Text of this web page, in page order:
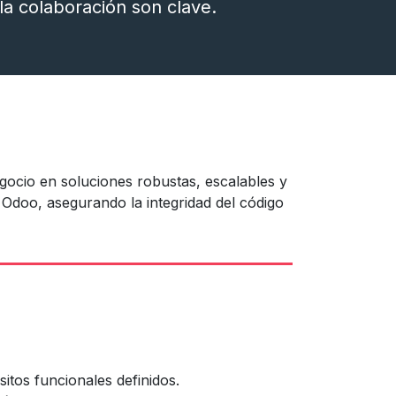
colaboración son clave.
en soluciones robustas, escalables y
asegurando la integridad del código
funcionales definidos.